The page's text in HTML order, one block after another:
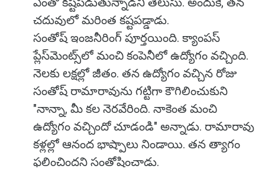
చదువులో మరింత కష్టపడ్డాడు.
సంతోష్ ఇంజనీరింగ్ పూర్తయింది. క్యాంపస్
ప్లేస్‌మెంట్స్‌లో మంచి కంపెనీలో ఉద్యోగం వచ్చింది.
నెలకు లక్షల్లో జీతం. తన ఉద్యోగం వచ్చిన రోజు
సంతోష్ రామారావును గట్టిగా కౌగిలించుకుని
"నాన్నా, మీ కల నెరవేరింది. నాకెంత మంచి
ఉద్యోగం వచ్చిందో చూడండి" అన్నాడు. రామారావు
కళ్లల్లో ఆనంద భాష్పాలు నిండాయి. తన త్యాగం
ఫలించిందని సంతోషించాడు.